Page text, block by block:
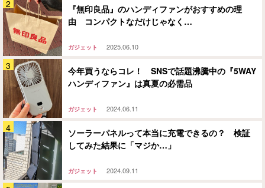
『無印良品』のハンディファンがおすすめの理
由 コンパクトなだけじゃなく…
ガジェット 2025.06.10
今年買うならコレ！ SNSで話題沸騰中の『5WAY
ハンディファン』は真夏の必需品
ガジェット 2024.06.11
ソーラーパネルって本当に充電できるの？ 検証
してみた結果に「マジか…」
ガジェット 2024.09.11